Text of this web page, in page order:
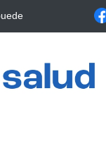
La conexión vital